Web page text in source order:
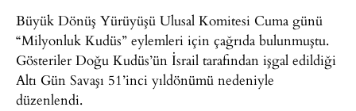
Büyük Dönüş Yürüyüşü Ulusal Komitesi Cuma günü
“Milyonluk Kudüs” eylemleri için çağrıda bulunmuştu.
Gösteriler Doğu Kudüs’ün İsrail tarafından işgal edildiği
Altı Gün Savaşı 51’inci yıldönümü nedeniyle
düzenlendi.